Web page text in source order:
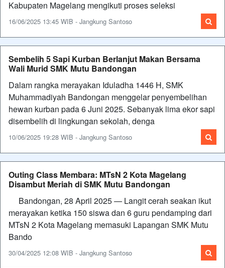
Kabupaten Magelang mengikuti proses seleksi
16/06/2025 13:45 WIB - Jangkung Santoso
Sembelih 5 Sapi Kurban Berlanjut Makan Bersama
Wali Murid SMK Mutu Bandongan
Dalam rangka merayakan Iduladha 1446 H, SMK
Muhammadiyah Bandongan menggelar penyembelihan
hewan kurban pada 6 Juni 2025. Sebanyak lima ekor sapi
disembelih di lingkungan sekolah, denga
10/06/2025 19:28 WIB - Jangkung Santoso
Outing Class Membara: MTsN 2 Kota Magelang
Disambut Meriah di SMK Mutu Bandongan
Bandongan, 28 April 2025 — Langit cerah seakan ikut
merayakan ketika 150 siswa dan 6 guru pendamping dari
MTsN 2 Kota Magelang memasuki Lapangan SMK Mutu
Bando
30/04/2025 12:08 WIB - Jangkung Santoso